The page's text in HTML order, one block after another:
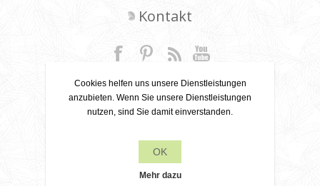
Kontakt
+31 6 22 79 49 42
info[at]leanecreatief.com
Dronten, Niederlande
Leane Creatief
Cookies helfen uns unsere Dienstleistungen
anzubieten. Wenn Sie unsere Dienstleistungen
nutzen, sind Sie damit einverstanden.
OK
Mehr dazu